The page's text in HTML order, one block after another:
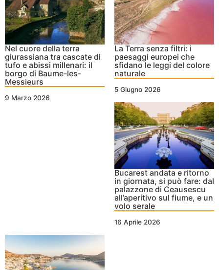
Nel cuore della terra
giurassiana tra cascate di
tufo e abissi millenari: il
borgo di Baume-les-
Messieurs
9 Marzo 2026
La Terra senza filtri: i
paesaggi europei che
sfidano le leggi del colore
naturale
5 Giugno 2026
Bucarest andata e ritorno
in giornata, si può fare: dal
palazzone di Ceausescu
all’aperitivo sul fiume, e un
volo serale
16 Aprile 2026